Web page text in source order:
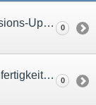
Informationen zum kommenden Versions-Update 0
[dev1216] Anpassungen von Waffenfertigkeiten 0